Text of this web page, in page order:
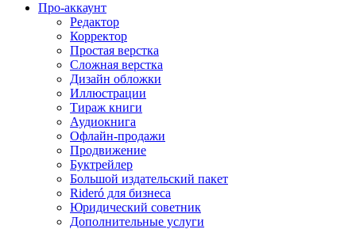
Про-аккаунт
Редактор
Корректор
Простая верстка
Сложная верстка
Дизайн обложки
Иллюстрации
Тираж книги
Аудиокнига
Офлайн-продажи
Продвижение
Буктрейлер
Большой издательский пакет
Rideró для бизнеса
Юридический советник
Дополнительные услуги